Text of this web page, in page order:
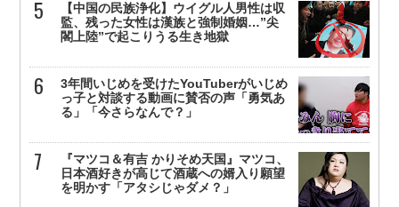
【中国の民族浄化】ウイグル人男性は収
監、残った女性は漢族と強制婚姻…”尖
閣上陸”で起こりうる生き地獄
3年間いじめを受けたYouTuberがいじめ
っ子と対談する動画に賛否の声「勇気あ
る」「今さらなんで？」
『マツコ＆有吉 かりそめ天国』マツコ、
日本酒好きが高じて酒蔵への婿入り願望
を明かす「アタシじゃダメ？」